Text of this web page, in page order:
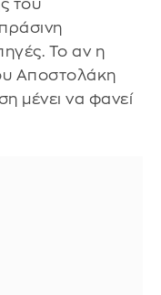
του
Το αν η
Αποστολάκη
μένει να φανεί